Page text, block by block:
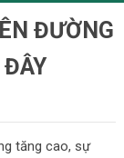
ĐƯỜNG
ĐÂY
tăng cao, sự